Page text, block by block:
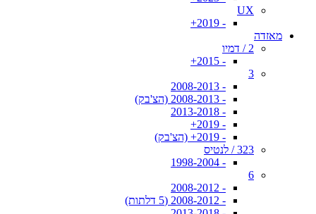
UX
- 2019+
מאזדה
2 / דמיו
- 2015+
3
- 2008-2013
- 2008-2013 (הצ'בק)
- 2013-2018
- 2019+
- 2019+ (הצ'בק)
323 / לנטיס
- 1998-2004
6
- 2008-2012
- 2008-2012 (5 דלתות)